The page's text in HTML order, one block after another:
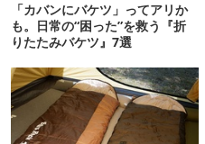
「カバンにバケツ」ってアリか
も。日常の“困った”を救う『折
りたたみバケツ』7選